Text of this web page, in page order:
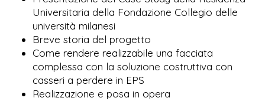
Universitaria della Fondazione Collegio delle
università milanesi
Breve storia del progetto
Come rendere realizzabile una facciata
complessa con la soluzione costruttiva con
casseri a perdere in EPS
Realizzazione e posa in opera